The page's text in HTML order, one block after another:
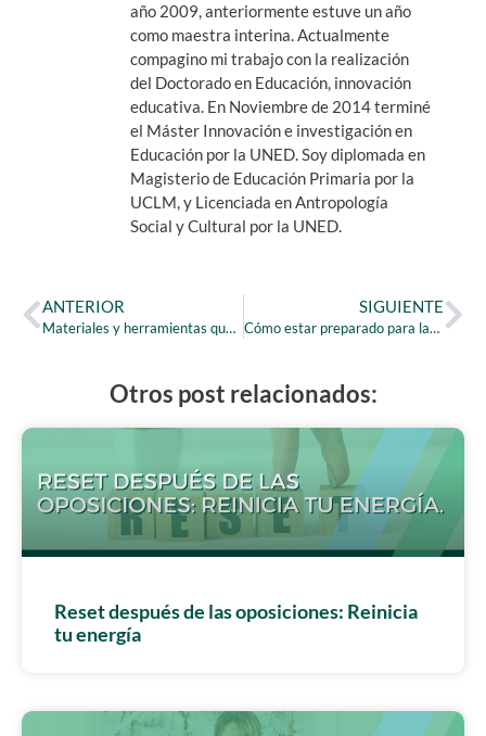
año 2009, anteriormente estuve un año
como maestra interina. Actualmente
compagino mi trabajo con la realización
del Doctorado en Educación, innovación
educativa. En Noviembre de 2014 terminé
el Máster Innovación e investigación en
Educación por la UNED. Soy diplomada en
Magisterio de Educación Primaria por la
UCLM, y Licenciada en Antropología
Social y Cultural por la UNED.
ANTERIOR
Materiales y herramientas que todo opositor necesita
SIGUIENTE
Cómo estar preparado para las crisis del opositor/a
Otros post relacionados:
Reset después de las oposiciones: Reinicia
tu energía